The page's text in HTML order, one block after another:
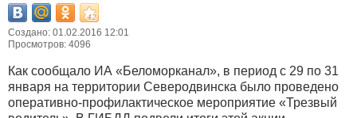
Создано: 01.02.2016 12:01
Просмотров: 4096
Как сообщало ИА «Беломорканал», в период с 29 по 31
января на территории Северодвинска было проведено
оперативно-профилактическое мероприятие «Трезвый